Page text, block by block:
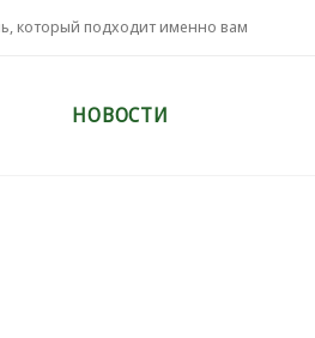
который подходит именно вам
НОВОСТИ